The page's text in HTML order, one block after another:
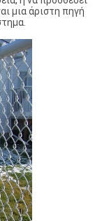
μια άριστη πηγή